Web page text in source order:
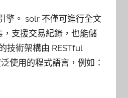
擎。 solr 不僅可進行全文
支援交易紀錄，也能儲
技術架構由 RESTful
使用的程式語言，例如：